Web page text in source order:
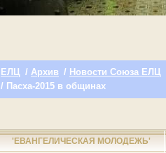
ЕЛЦ / Архив / Новости Союза ЕЛЦ
/ Пасха-2015 в общинах
'ЕВАНГЕЛИЧЕСКАЯ МОЛОДЕЖЬ'